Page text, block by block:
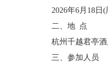
2026年6月 18日(
二
、地 点
杭州千越君亭
三 、参加人员